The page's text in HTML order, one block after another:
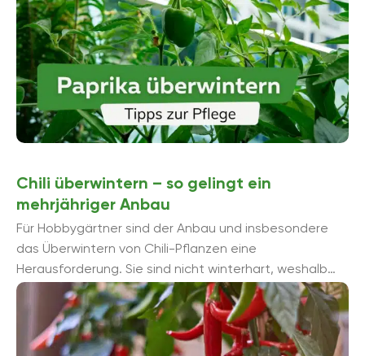
Chili überwintern – so gelingt ein
mehrjähriger Anbau
Für Hobbygärtner sind der Anbau und insbesondere
das Überwintern von Chili-Pflanzen eine
Herausforderung. Sie sind nicht winterhart, weshalb
diese feurigen Früchtchen meist nur eine Saison lang
angebaut ...